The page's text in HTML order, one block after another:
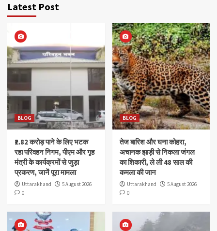
Latest Post
BLOG
₹2.82 करोड़ पाने के लिए भटक
रहा परिवहन निगम, पीएम और गृह
मंत्री के कार्यक्रमों से जुड़ा
प्रकरण, जानें पूरा मामला
Uttarakhand
5 August 2026
0
BLOG
तेज बारिश और घना कोहरा,
अचानक झाड़ी से निकला जंगल
का शिकारी, ले ली 48 साल की
कमला की जान
Uttarakhand
5 August 2026
0